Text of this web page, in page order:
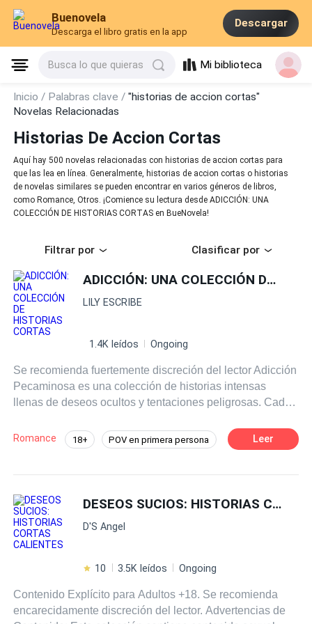
Buenovela
Descarga el libro gratis en la app
Descargar
Busca lo que quieras Mi biblioteca
Inicio / Palabras clave /"historias de accion cortas"
Novelas Relacionadas
Historias De Accion Cortas
Aquí hay 500 novelas relacionadas con historias de accion cortas para
que las lea en línea. Generalmente, historias de accion cortas o historias
de novelas similares se pueden encontrar en varios géneros de libros,
como Romance, Otros. ¡Comience su lectura desde ADICCIÓN: UNA
COLECCIÓN DE HISTORIAS CORTAS en BueNovela!
Filtrar por Clasificar por
ADICCIÓN: UNA COLECCIÓN DE HISTORIAS CORTAS
LILY ESCRIBE
1.4K leídos Ongoing
Se recomienda fuertemente discreción del lector Adicción
Pecaminosa es una colección de historias intensas
llenas de deseos ocultos y tentaciones peligrosas. Cada
tensión creciente y pasiones profundas. Estas son
historias cortas completas que van de 7 a 10 capítulos,
control.
Romance 18+ POV en primera persona Leer
DESEOS SUCIOS: HISTORIAS CORTAS CALIENTES
D'S Angel
10 3.5K leídos Ongoing
Contenido Explícito para Adultos +18. Se recomienda
encarecidamente discreción del lector. Advertencias de